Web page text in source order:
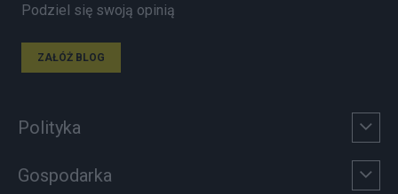
Podziel się swoją opinią
ZAŁÓŻ BLOG
Polityka
Gospodarka